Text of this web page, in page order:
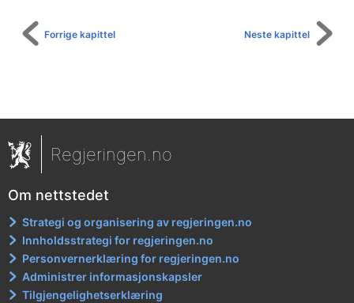
Neste kapittel
Forrige kapittel
Regjeringen.no
Om nettstedet
Strategi og organisering av regjeringen.no
Innholdsstrategi for regjeringen.no
Personvernerklæring for regjeringen.no
Administrer informasjonskapsler
Tilgjengelighetserklæring